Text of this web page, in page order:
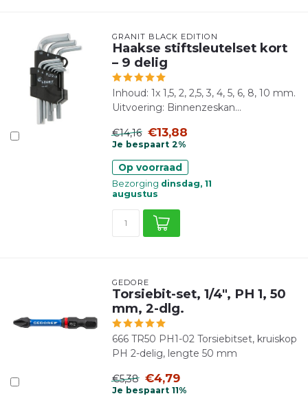
GRANIT BLACK EDITION
Haakse stiftsleutelset kort
– 9 delig
Inhoud: 1x 1,5, 2, 2,5, 3, 4, 5, 6, 8, 10 mm.
Uitvoering: Binnenzeskan...
€14,16 €13,88
Je bespaart 2%
Op voorraad
Bezorging dinsdag, 11
augustus
GEDORE
Torsiebit-set, 1/4", PH 1, 50
mm, 2-dlg.
666 TR50 PH1-02 Torsiebitset, kruiskop
PH 2-delig, lengte 50 mm
€5,38 €4,79
Je bespaart 11%